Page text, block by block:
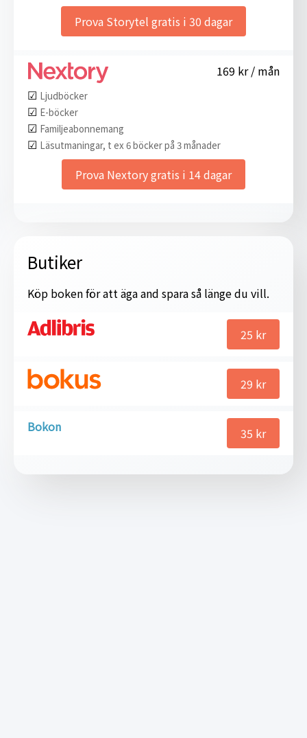
Prova Storytel gratis i 30 dagar
169 kr / mån
☑︎ Ljudböcker
☑︎ E-böcker
☑︎ Familjeabonnemang
☑︎ Läsutmaningar, t ex 6 böcker på 3 månader
Prova Nextory gratis i 14 dagar
Butiker
Köp boken för att äga and spara så länge du vill.
25 kr
29 kr
Bokon 35 kr